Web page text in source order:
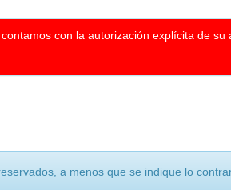
con la autorización explícita de
a menos que se indique lo